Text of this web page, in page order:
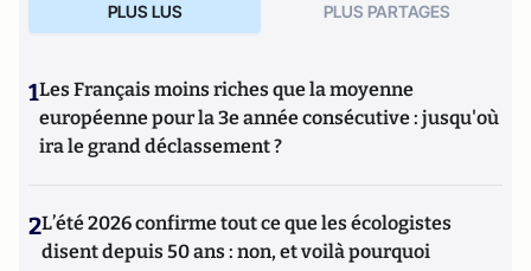
PLUS LUS PLUS PARTAGES
1Les Français moins riches que la moyenne
européenne pour la 3e année consécutive : jusqu'où
ira le grand déclassement ?
2L’été 2026 confirme tout ce que les écologistes
disent depuis 50 ans : non, et voilà pourquoi